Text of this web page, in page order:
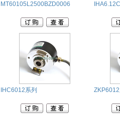
MT60105L2500BZD0006
IHC6012系列